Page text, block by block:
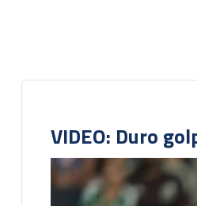
VIDEO: Duro